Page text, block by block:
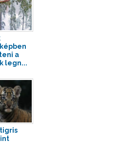
a
legn...